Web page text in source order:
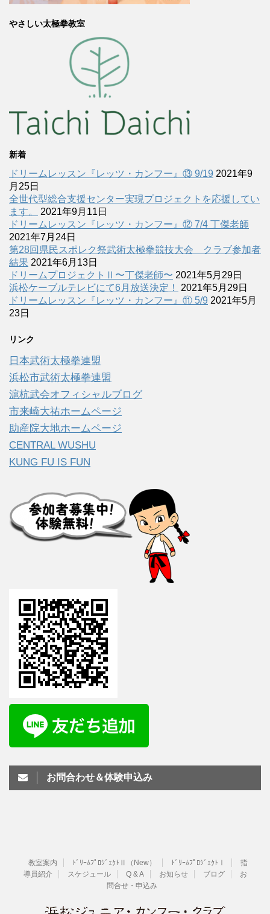
やさしい太極拳教室
新着
ドリームレッスン『レッツ・カンフー』⑬ 9/19 2021年9
月25日
全世代型総合支援センター実現プロジェクトを応援してい
ます。
2021年9月11日
ドリームレッスン『レッツ・カンフー』⑫ 7/4 丁傑老師
2021年7月24日
第28回県民スポレク祭武術太極拳競技大会 クラブ参加者
結果 2021年6月13日
ドリームプロジェクトⅡ〜丁傑老師〜 2021年5月29日
浜松ケーブルテレビにて6月放送決定！
2021年5月29日
ドリームレッスン『レッツ・カンフー』⑪ 5/9 2021年5月
23日
リンク
日本武術太極拳連盟
浜松市武術太極拳連盟
滬杭武会オフィシャルブログ
市来崎大祐ホームページ
助産院大地ホームページ
CENTRAL WUSHU
KUNG FU IS FUN
お問合わせ＆体験申込み
教室案内 ﾄﾞﾘｰﾑﾌﾟﾛｼﾞｪｸﾄⅡ（New） ﾄﾞﾘｰﾑﾌﾟﾛｼﾞｪｸﾄⅠ
指
導員紹介
スケジュール Q & A お知らせ ブログ
お
問合せ・申込み